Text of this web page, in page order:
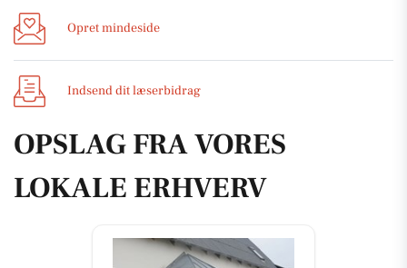
Opret mindeside
Indsend dit læserbidrag
OPSLAG FRA VORES
LOKALE ERHVERV